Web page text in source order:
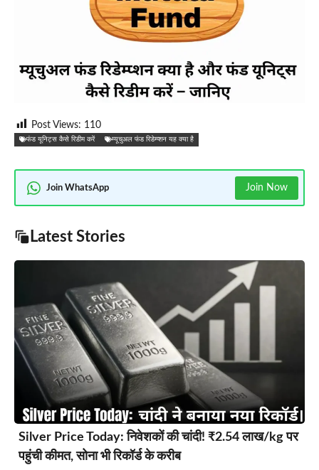
Post Views: 110
फंड यूनिट्स कैसे रिडीम करें म्यूचुअल फंड रिडेम्प्शन यह क्या है
Join WhatsApp Join Now
Latest Stories
Silver Price Today: निवेशकों की चांदी! ₹2.54 लाख/kg पर
पहुंची कीमत, सोना भी रिकॉर्ड के करीब